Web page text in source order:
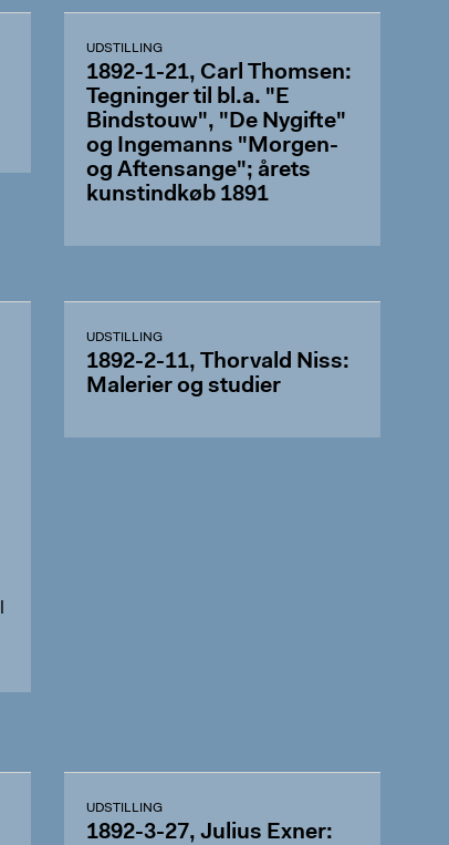
UDSTILLING
1892-1-21, Carl Thomsen:
Tegninger til bl.a. "E
Bindstouw", "De Nygifte"
og Ingemanns "Morgen-
og Aftensange"; årets
kunstindkøb 1891
UDSTILLING
1892-2-11, Thorvald Niss:
Malerier og studier
UDSTILLING
1892-3-27, Julius Exner: